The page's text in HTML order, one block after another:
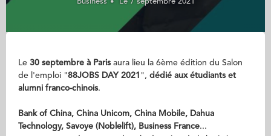
Le 30 septembre à Paris aura lieu la 6ème édition du Salon
de l'emploi "88JOBS DAY 2021 ", dédié aux étudiants et
alumni franco-chinois.
Bank of China, China Unicom, China Mobile, Dahua
Technology, Savoye (Noblelift), Business France...